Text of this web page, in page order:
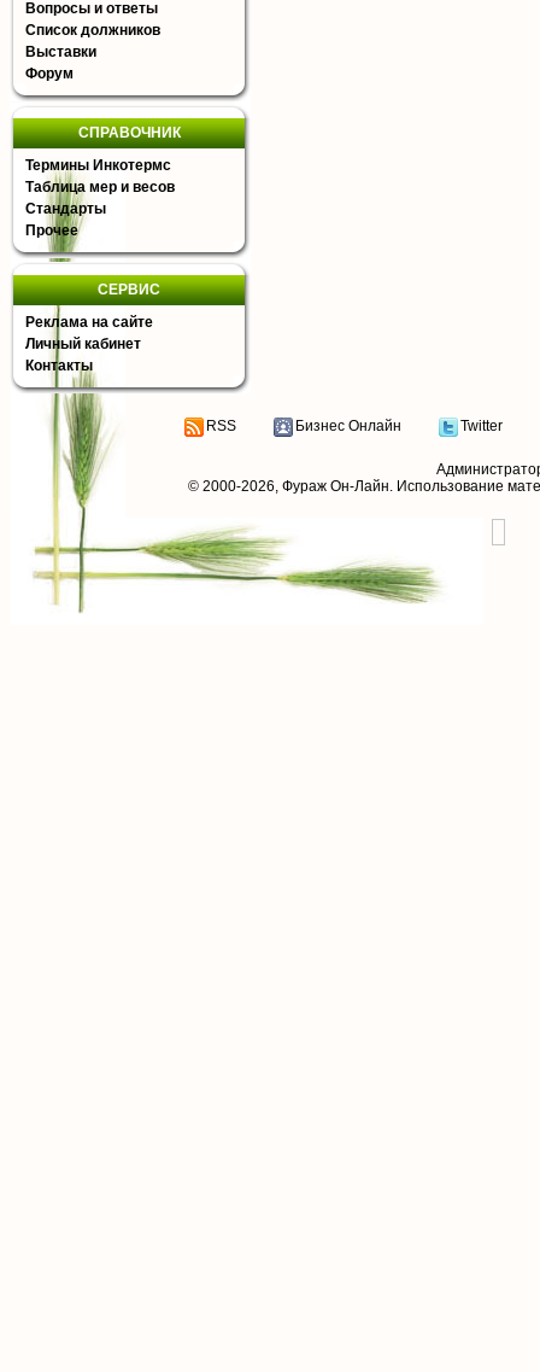
Вопросы и ответы
Список должников
Выставки
Форум
СПРАВОЧНИК
Термины Инкотермс
Таблица мер и весов
Стандарты
Прочее
СЕРВИС
Реклама на сайте
Личный кабинет
Контакты
RSS Бизнес Онлайн Twitter
© 2000-2026, Фураж Он-Лайн. Использование